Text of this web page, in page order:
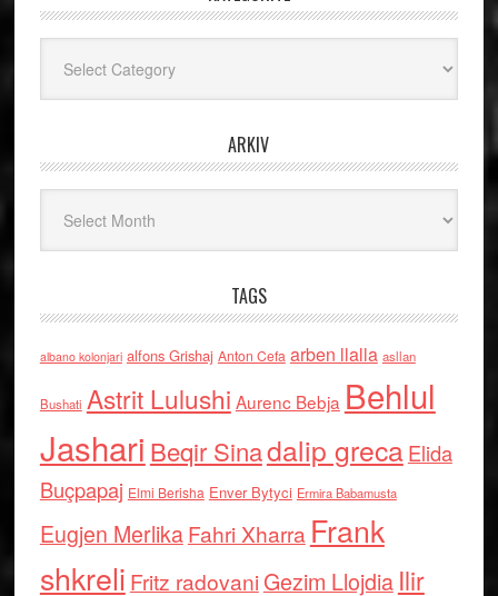
ARKIV
TAGS
albano kolonjari alfons Grishaj Anton Cefa arben llalla asllan
Bushati Astrit Lulushi Aurenc Bebja Behlul
Jashari Beqir Sinadalip grecaElida
Buçpapaj Elmi Berisha Enver Bytyci Ermira Babamusta
Eugjen MerlikaFahri Xharra Frank
shkreli Fritz radovaniGezim Llojdia Ilir